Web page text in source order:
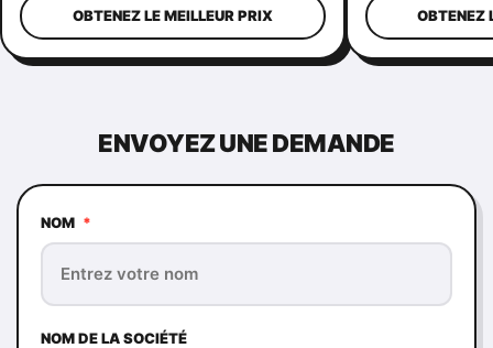
OBTENEZ LE MEILLEUR PRIX OBTENEZ
ENVOYEZ UNE DEMANDE
NOM *
NOM DE LA SOCIÉTÉ